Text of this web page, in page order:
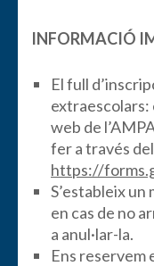
INFORMACIÓ
El full
extraescolars:
web de
fer a través
https://
S’estableix un
en cas de no
a anul·lar-la.
Ens reservem